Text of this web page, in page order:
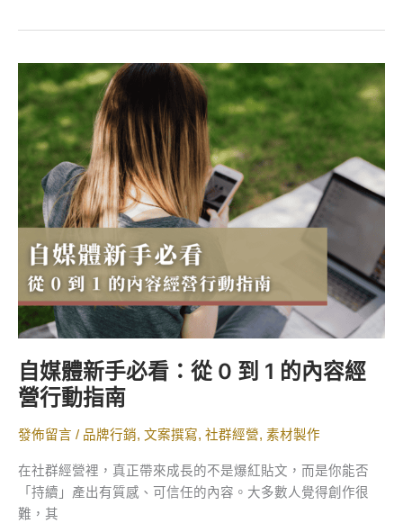
自媒體新手必看：從 0 到 1 的內容經
營行動指南
發佈留言 / 品牌行銷, 文案撰寫, 社群經營, 素材製作
在社群經營裡，真正帶來成長的不是爆紅貼文，而是你能否
「持續」產出有質感、可信任的內容。大多數人覺得創作很
難，其
媒
體
新
手
必
看：
從
到
的
內
經
營
動
指
南